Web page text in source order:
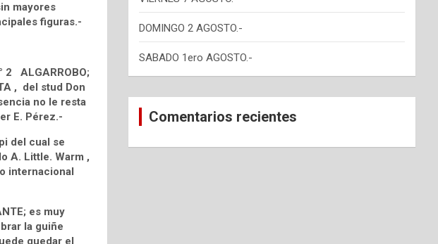
mayores
figuras.-
2 ALGARROBO;
, del stud Don
no le resta
E. Pérez.-
del cual se
A. Little. Warm ,
internacional
es muy
la guiñe
quedar el
DOMINGO 2 AGOSTO.-
SABADO 1ero AGOSTO.-
Comentarios recientes